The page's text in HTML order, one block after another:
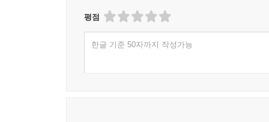
평점
한글 기준 50자까지 작성가능